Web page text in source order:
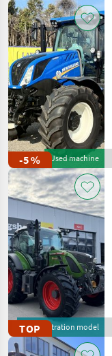
-5 % Used machine
TOP
demonstration model